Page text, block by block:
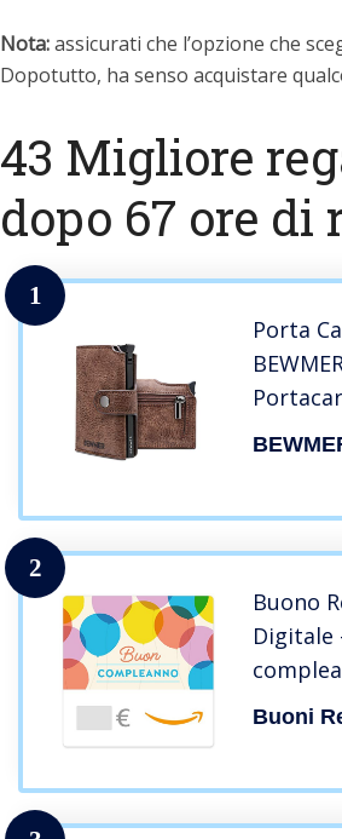
Nota:assicurati che l’opzione che
Dopotutto, ha senso acquistare
43 Migliore
dopo 67 ore di
1
Porta
Donna
2
Buono
Digitale
Buoni